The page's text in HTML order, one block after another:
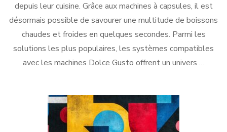
depuis leur cuisine. Grâce aux machines à capsules, il est
désormais possible de savourer une multitude de boissons
chaudes et froides en quelques secondes. Parmi les
solutions les plus populaires, les systèmes compatibles
avec les machines Dolce Gusto offrent un univers …